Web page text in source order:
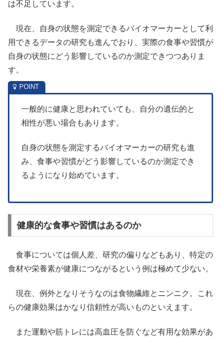
は不足しています。
現在、自身の状態を測定できるバイオマーカーとして利
用できるデータの研究も進んでおり、実際の食事や習慣が
自身の状態にどう影響しているのか測定できつつありま
す。
一般的に健康と思われていても、自分の遺伝的と
相性が悪い場合もあります。
自身の状態を測定するバイオマーカーの研究も進
み、食事や習慣がどう影響しているのか測定でき
るようになり始めています。
健康的な食事や習慣はあるのか
食事については個人差、研究の偏りなどもあり、特定の
食材や栄養素が健康につながるという例は極めて少ない。
現在、例外となりそうなのは食物繊維とニンニク。これ
らの健康効果はかなり信頼性が高いものといえます。
また運動や筋トレには高血圧を防ぐなど有用な効果があ